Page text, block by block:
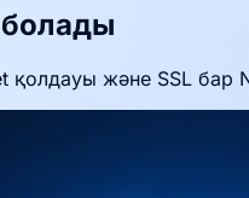
болады
қолдауы және SSL бар